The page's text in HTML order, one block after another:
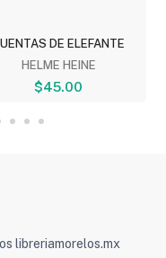
DE ELEFANTE
HELME HEINE
$45.00
libreriamorelos.mx